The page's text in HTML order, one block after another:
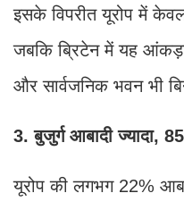
इसके विपरीत यूरोप में
जबकि ब्रिटेन में यह
और सार्वजनिक भवन भी
3. बुजुर्ग आबादी ज्यादा,
यूरोप की लगभग 22%